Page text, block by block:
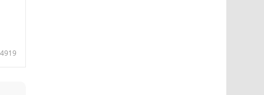
4919